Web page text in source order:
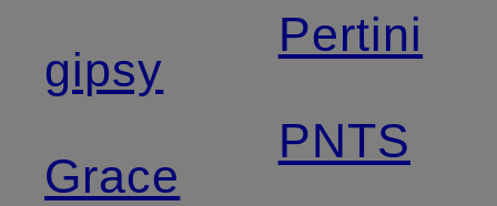
gipsy
Grace
Pertini
PNTS